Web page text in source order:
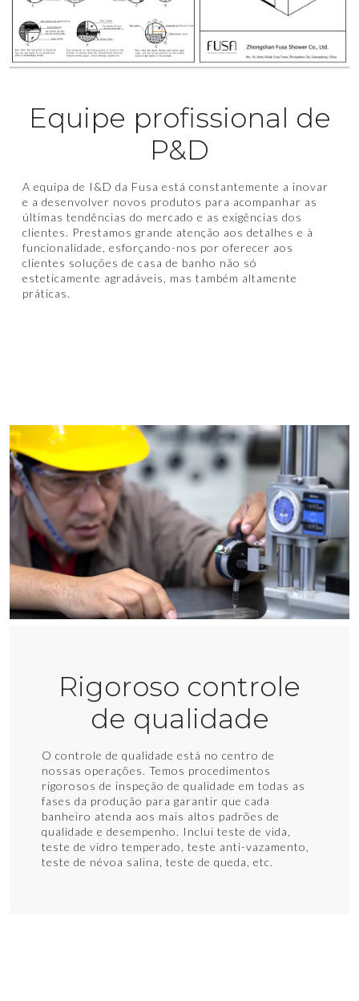
Equipe profissional de
P&D
A equipa de I&D da Fusa está constantemente a inovar
e a desenvolver novos produtos para acompanhar as
últimas tendências do mercado e as exigências dos
clientes. Prestamos grande atenção aos detalhes e à
funcionalidade, esforçando-nos por oferecer aos
clientes soluções de casa de banho não só
esteticamente agradáveis, mas também altamente
práticas.
Rigoroso controle
de qualidade
O controle de qualidade está no centro de
nossas operações. Temos procedimentos
rigorosos de inspeção de qualidade em todas as
fases da produção para garantir que cada
banheiro atenda aos mais altos padrões de
qualidade e desempenho. Inclui teste de vida,
teste de vidro temperado, teste anti-vazamento,
teste de névoa salina, teste de queda, etc.